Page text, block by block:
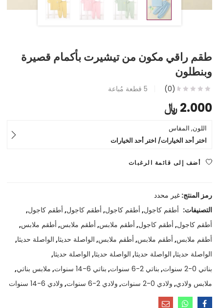
طقم راقي مكون من تيشيرت بأكمام قصيرة
وبنطلون
(0)
5 قطعة مُباعة
2.000﷼
اللون, المقاس
اختر أحد الخيارات/ اختر أحد الخيارات
أضف إلى قائمة الرغبات
رمز المنتج:غير محدد
التصنيفات: أطقم كاجول, أطقم كاجول, أطقم كاجول, أطقم كاجول,
أطقم كاجول, أطقم كاجول, أطقم ملابس, أطقم ملابس, أطقم ملابس,
أطقم ملابس, أطقم ملابس, أطقم ملابس, الواصلة حديثا, الواصلة حديثا,
الواصلة حديثا, الواصلة حديثا, الواصلة حديثا, الواصلة حديثا,
بناتي 0-2 سنوات
, بناتي 2-6 سنوات , بناتي 6-14 سنوات , ملابس بناتي,
ملابس ولادي, ولادي 0-2 سنوات , ولادي 2-6 سنوات , ولادي 6-14 سنوات